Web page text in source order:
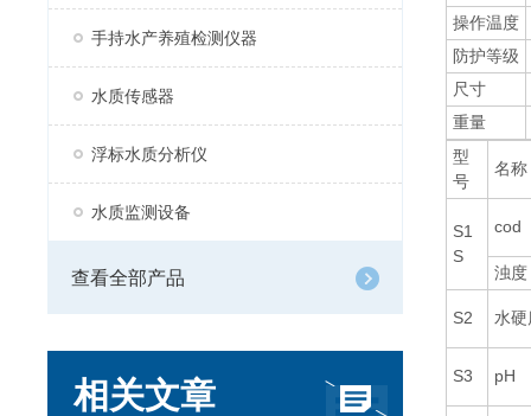
手持水产养殖检测仪器
水质传感器
浮标水质分析仪
水质监测设备
查看全部产品
相关文章
操作温度
防护等级
尺寸
重量
型
号
名称
S1
S
cod
浊度
S2 水硬
S3 pH